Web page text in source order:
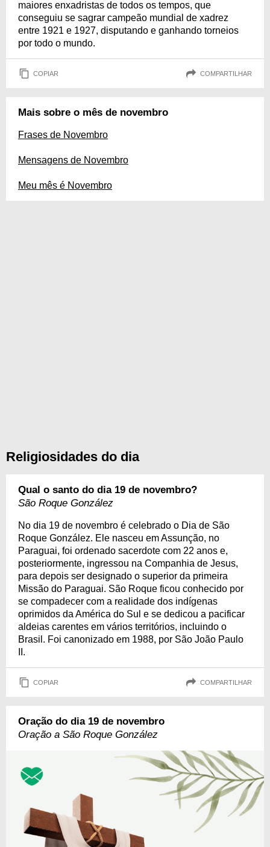
maiores enxadristas de todos os tempos, que
conseguiu se sagrar campeão mundial de xadrez
entre 1921 e 1927, disputando e ganhando torneios
por todo o mundo.
COPIAR COMPARTILHAR
Mais sobre o mês de novembro
Frases de Novembro
Mensagens de Novembro
Meu mês é Novembro
Religiosidades do dia
Qual o santo do dia 19 de novembro?
São Roque González
No dia 19 de novembro é celebrado o Dia de São
Roque González. Ele nasceu em Assunção, no
Paraguai, foi ordenado sacerdote com 22 anos e,
posteriormente, ingressou na Companhia de Jesus,
para depois ser designado o superior da primeira
Missão do Paraguai. São Roque ficou conhecido por
se compadecer com a realidade dos indígenas
oprimidos da América do Sul e se dedicou a pacificar
aldeias carentes em vários territórios, incluindo o
Brasil. Foi canonizado em 1988, por São João Paulo
II.
COPIAR COMPARTILHAR
Oração do dia 19 de novembro
Oração a São Roque González